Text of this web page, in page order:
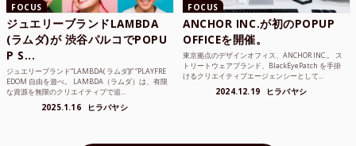
FOCUS
ジュエリーブランドLAMBDA
(ラムダ)が 渋谷パルコでPOPU
P S...
ジュエリーブランド“LAMBDA( ラムダ))” “PLAYFRE
EDOM 自由を遊べ。 LAMBDA（ラムダ）は、有限
な資源を無限のクリエイティブで追...
2025.1.16 ヒラバヤシ
FOCUS
ANCHOR INC.が初のPOPUP
OFFICEを開催。
東京拠点のデザインオフィス、ANCHOR INC.。 ス
トリートウェアブランド、BlackEyePatch を手掛
けるクリエイティブエージェンシーとして...
2024.12.19 ヒラバヤシ